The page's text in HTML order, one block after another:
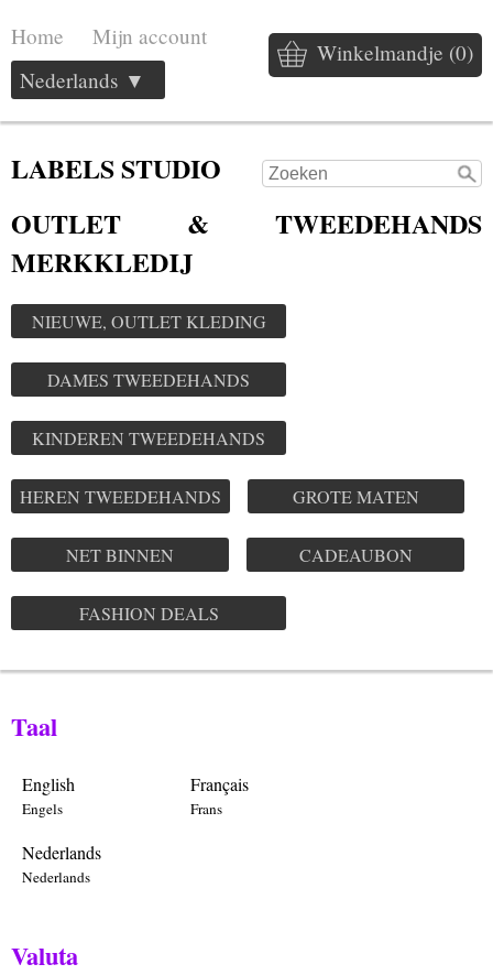
Home Mijn account
Winkelmandje (0)
Nederlands ▼
LABELS STUDIO
OUTLET & TWEEDEHANDS
MERKKLEDIJ
NIEUWE, OUTLET KLEDING
DAMES TWEEDEHANDS
KINDEREN TWEEDEHANDS
HEREN TWEEDEHANDS GROTE MATEN
NET BINNEN CADEAUBON
FASHION DEALS
Taal
English
Engels
Français
Frans
Nederlands
Nederlands
Valuta